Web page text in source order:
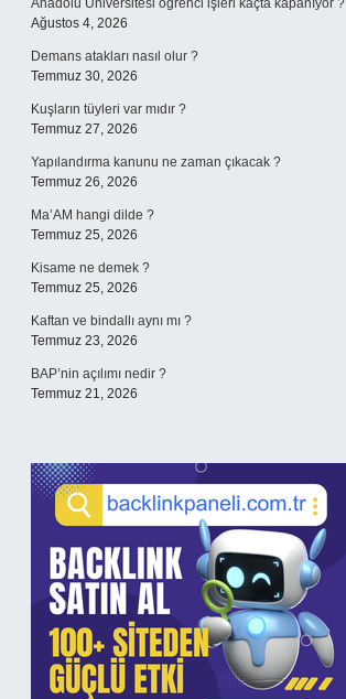
Anadolu Üniversitesi öğrenci işleri kaçta kapanıyor ?
Ağustos 4, 2026
Demans atakları nasıl olur ?
Temmuz 30, 2026
Kuşların tüyleri var mıdır ?
Temmuz 27, 2026
Yapılandırma kanunu ne zaman çıkacak ?
Temmuz 26, 2026
Ma’AM hangi dilde ?
Temmuz 25, 2026
Kisame ne demek ?
Temmuz 25, 2026
Kaftan ve bindallı aynı mı ?
Temmuz 23, 2026
BAP’nin açılımı nedir ?
Temmuz 21, 2026